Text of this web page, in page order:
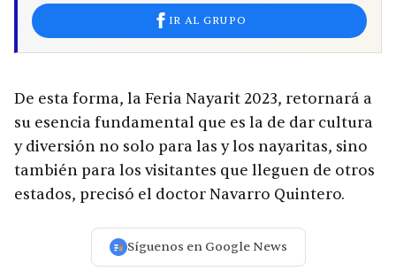
IR AL GRUPO
De esta forma, la Feria Nayarit 2023, retornará a
su esencia fundamental que es la de dar cultura
y diversión no solo para las y los nayaritas, sino
también para los visitantes que lleguen de otros
estados, precisó el doctor Navarro Quintero.
Síguenos en Google News